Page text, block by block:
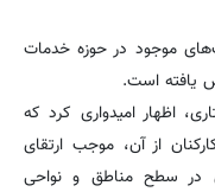
موجود در حوزه خدمات
یافته است.
اظهار امیدواری کرد که
از آن، موجب ارتقای
در سطح مناطق و نواحی